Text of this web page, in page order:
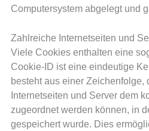
Computersystem abgelegt und
Zahlreiche Internetseiten und
Viele Cookies enthalten eine
Cookie-ID ist eine eindeutige
besteht aus einer Zeichenfolge,
Internetseiten und Server dem
zugeordnet werden können, in
gespeichert wurde. Dies